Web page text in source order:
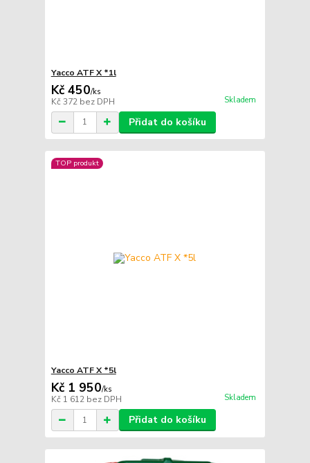
Yacco ATF X *1l
Kč 450/ks
Kč 372 bez DPH Skladem
Přidat do košíku
TOP produkt
Yacco ATF X *5l
Kč 1 950/ks
Kč 1 612 bez DPH Skladem
Přidat do košíku